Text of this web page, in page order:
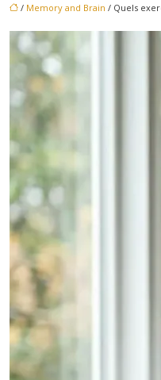
/ Memory and Brain / Quels